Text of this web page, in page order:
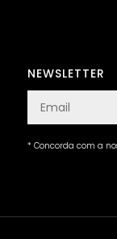
NEWSLETTER
* Concorda com a